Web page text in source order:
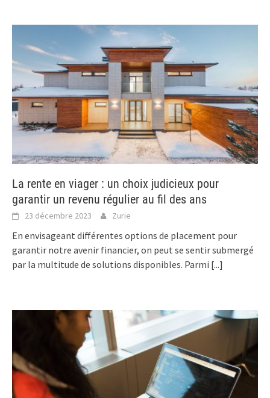
La rente en viager : un choix judicieux pour
garantir un revenu régulier au fil des ans
23 décembre 2023 Zurie
En envisageant différentes options de placement pour
garantir notre avenir financier, on peut se sentir submergé
par la multitude de solutions disponibles. Parmi [...]